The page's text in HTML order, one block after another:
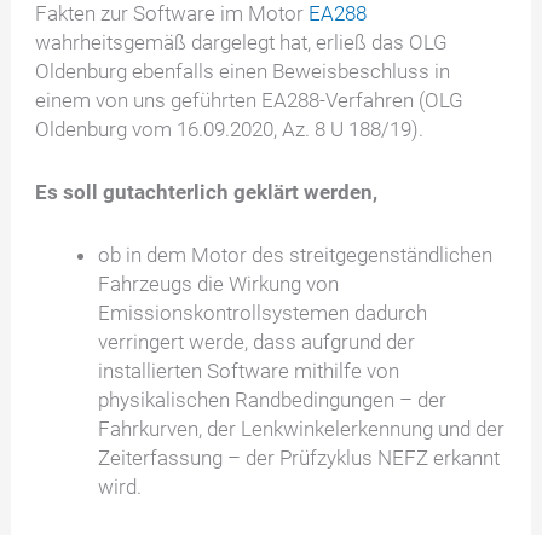
Fakten zur Software im Motor EA288
wahrheitsgemäß dargelegt hat, erließ das OLG
Oldenburg ebenfalls einen Beweisbeschluss in
einem von uns geführten EA288-Verfahren (OLG
Oldenburg vom 16.09.2020, Az. 8 U 188/19).
Es soll gutachterlich geklärt werden,
ob in dem Motor des streitgegenständlichen
Fahrzeugs die Wirkung von
Emissionskontrollsystemen dadurch
verringert werde, dass aufgrund der
installierten Software mithilfe von
physikalischen Randbedingungen – der
Fahrkurven, der Lenkwinkelerkennung und der
Zeiterfassung – der Prüfzyklus NEFZ erkannt
wird.